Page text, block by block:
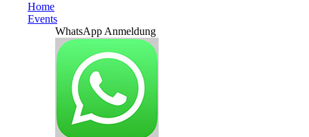
Home
Events
WhatsApp Anmeldung